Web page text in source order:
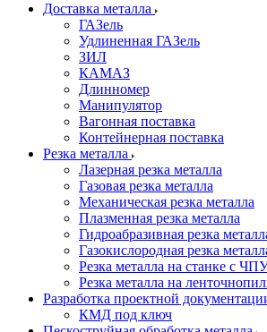
Доставка металла
ГАЗель
Удлиненная ГАЗель
ЗИЛ
КАМАЗ
Длинномер
Манипулятор
Вагонная поставка
Контейнерная поставка
Резка металла
Лазерная резка металла
Газовая резка металла
Механическая резка металла
Плазменная резка металла
Гидроабразивная резка
Газокислородная резка
Резка металла на станке с
Резка металла на
Разработка проектной
КМД под ключ